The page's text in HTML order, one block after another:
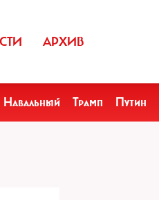
АРХИВ
Навальный Трамп Путин